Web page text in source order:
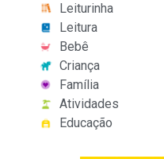
Leiturinha
Leitura
Bebê
Criança
Família
Atividades
Educação